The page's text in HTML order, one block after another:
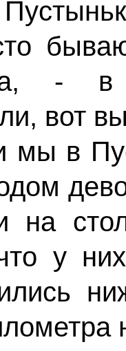
-
вот
мы в
на
у